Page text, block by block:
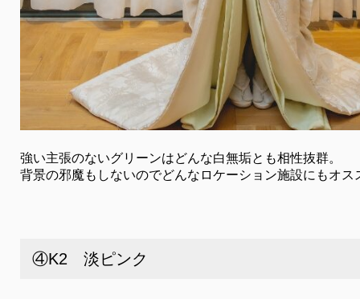
強い主張のないグリーンはどんな白無垢とも相性抜群。
背景の邪魔もしないのでどんなロケーション施設にもオス
④K2 淡ピンク